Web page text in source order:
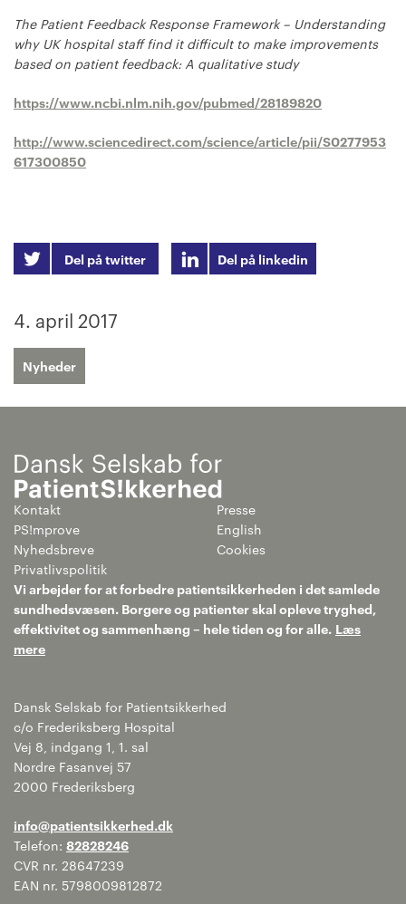
The Patient Feedback Response Framework – Understanding
why UK hospital staff find it difficult to make improvements
based on patient feedback: A qualitative study
https://www.ncbi.nlm.nih.gov/pubmed/28189820
http://www.sciencedirect.com/science/article/pii/S0277953
617300850
Del på twitter Del på linkedin
4. april 2017
Nyheder
Kontakt
Presse
PS!mprove
English
Nyhedsbreve
Cookies
Privatlivspolitik
Vi arbejder for at forbedre patientsikkerheden i det samlede
sundhedsvæsen. Borgere og patienter skal opleve tryghed,
effektivitet og sammenhæng – hele tiden og for alle. Læs
mere
Dansk Selskab for Patientsikkerhed
c/o Frederiksberg Hospital
Vej 8, indgang 1, 1. sal
Nordre Fasanvej 57
2000 Frederiksberg
info@patientsikkerhed.dk
Telefon: 82828246
CVR nr. 28647239
EAN nr. 5798009812872